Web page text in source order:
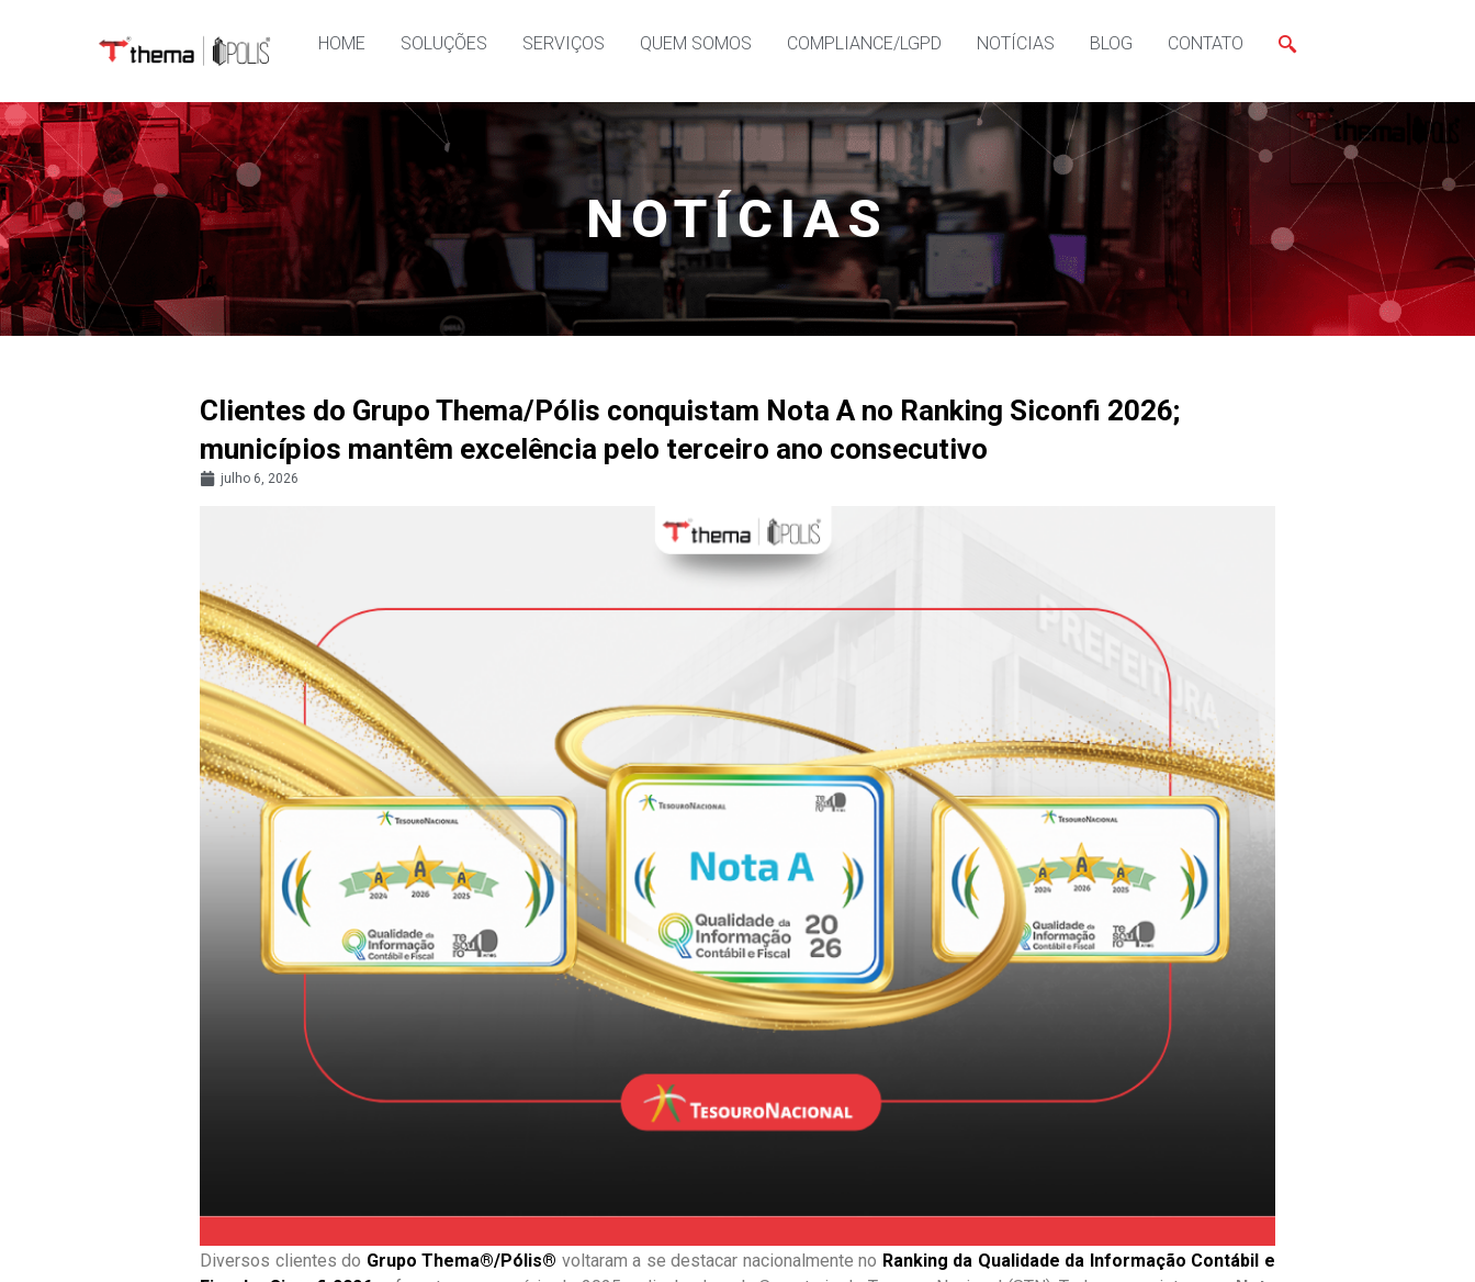
HOME SOLUÇÕES SERVIÇOS QUEM SOMOS COMPLIANCE/LGPD NOTÍCIAS BLOG CONTATO
NOTÍCIAS
Clientes do Grupo Thema/Pólis conquistam Nota A no Ranking Siconfi 2026;
municípios mantêm excelência pelo terceiro ano consecutivo
julho 6, 2026
Diversos clientes do Grupo Thema®/Pólis® voltaram a se destacar nacionalmente no Ranking da Qualidade da Informação Contábil e